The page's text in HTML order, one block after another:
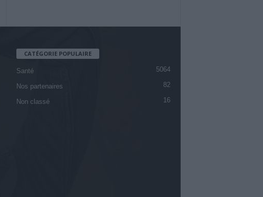
CATÉGORIE POPULAIRE
Santé 5064
Nos partenaires 82
Non classé 16